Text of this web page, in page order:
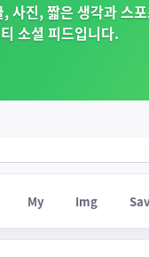
사진, 짧은 생각과 스
소셜 피드입니다.
My Img